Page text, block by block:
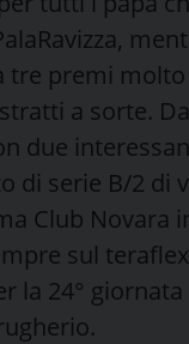
tre premi
a sorte.
due
di serie B/2 di
Club Novara
sul
la 24°